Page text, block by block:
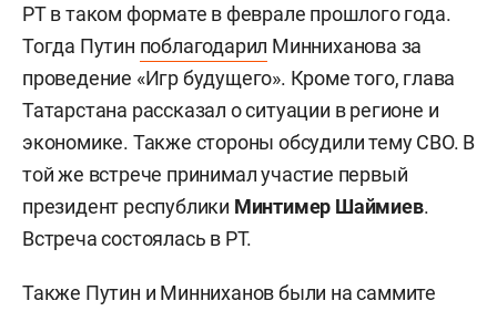
РТ в таком формате в феврале прошлого года.
Тогда Путин поблагодарил Минниханова за
проведение «Игр будущего». Кроме того, глава
Татарстана рассказал о ситуации в регионе и
экономике. Также стороны обсудили тему СВО. В
той же встрече принимал участие первый
президент республики Минтимер Шаймиев.
Встреча состоялась в РТ.
Также Путин и Минниханов были на саммите